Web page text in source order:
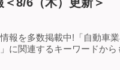
報を多数掲載中!「自動車
に関連するキーワードか